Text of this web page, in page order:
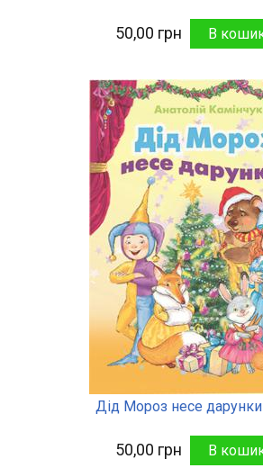
50,00 грн
Дід Мороз несе дарунки
50,00 грн